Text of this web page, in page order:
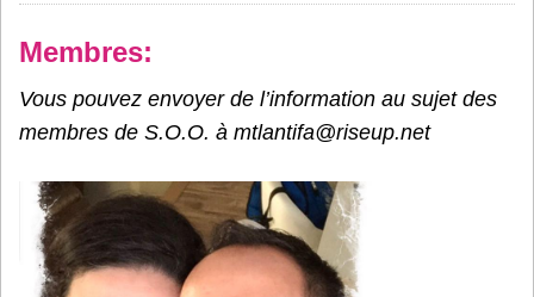
Membres:
Vous pouvez envoyer de l’information au sujet des
membres de S.O.O. à mtlantifa@riseup.net